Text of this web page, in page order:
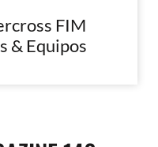
FIM
& Equipos